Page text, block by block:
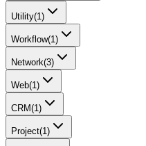
Utility(1)
Workflow(1)
Network(3)
Web(1)
CRM(1)
Project(1)